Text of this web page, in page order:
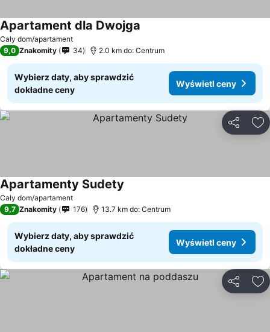
Cały dom/apartament
Apartament dla Dwojga
9,0 Znakomity 34 2.0 km do: Centrum
Wybierz daty, aby sprawdzić
dokładne ceny
Wyświetl ceny
Cały dom/apartament
Apartamenty Sudety
9,7 Znakomity 176 13.7 km do: Centrum
Wybierz daty, aby sprawdzić
dokładne ceny
Wyświetl ceny